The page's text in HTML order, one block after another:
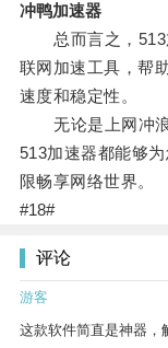
冲鸭加速器
总而言之，513
联网加速工具，帮
速度和稳定性。
无论是上网冲浪
513加速器都能够
限畅享网络世界。
#18#
评论
游客
这款软件简直是神器，